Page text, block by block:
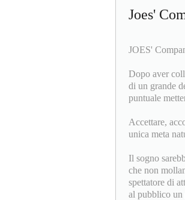
Joes'
JOES'
Dopo aver
di un grande
puntuale
Accettare,
unica meta
Il sogno
che non
spettatore di
al pubblico un